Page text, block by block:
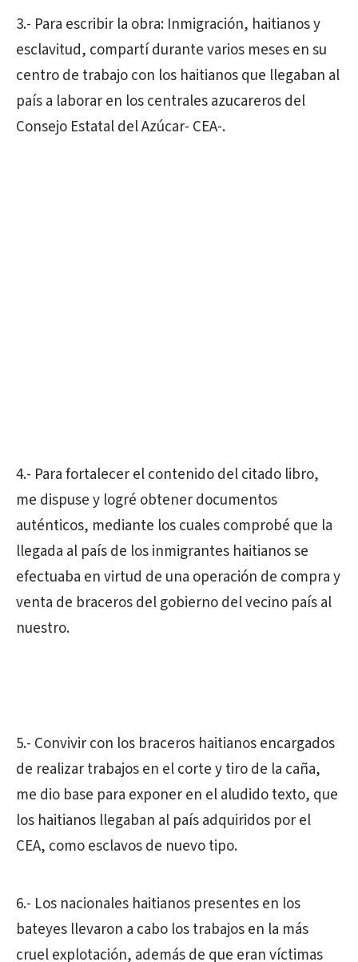
3.- Para escribir la obra: Inmigración, haitianos y
esclavitud, compartí durante varios meses en su
centro de trabajo con los haitianos que llegaban al
país a laborar en los centrales azucareros del
Consejo Estatal del Azúcar- CEA-.
4.- Para fortalecer el contenido del citado libro,
me dispuse y logré obtener documentos
auténticos, mediante los cuales comprobé que la
llegada al país de los inmigrantes haitianos se
efectuaba en virtud de una operación de compra y
venta de braceros del gobierno del vecino país al
nuestro.
5.- Convivir con los braceros haitianos encargados
de realizar trabajos en el corte y tiro de la caña,
me dio base para exponer en el aludido texto, que
los haitianos llegaban al país adquiridos por el
CEA, como esclavos de nuevo tipo.
6.- Los nacionales haitianos presentes en los
bateyes llevaron a cabo los trabajos en la más
cruel explotación, además de que eran víctimas